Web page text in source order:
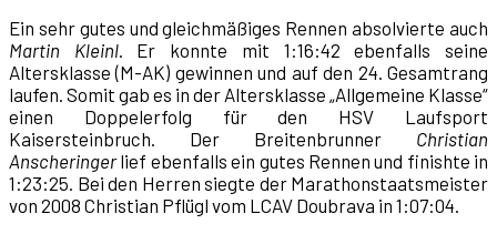
Ein sehr gutes und gleichmäßiges Rennen absolvierte auch
Martin Kleinl. Er konnte mit 1:16:42 ebenfalls seine
Altersklasse (M-AK) gewinnen und auf den 24. Gesamtrang
laufen. Somit gab es in der Altersklasse „Allgemeine Klasse“
einen Doppelerfolg für den HSV Laufsport
Kaisersteinbruch. Der Breitenbrunner Christian
Anscheringerlief ebenfalls ein gutes Rennen und finishte in
1:23:25. Bei den Herren siegte der Marathonstaatsmeister
von 2008 Christian Pflügl vom LCAV Doubrava in 1:07:04.